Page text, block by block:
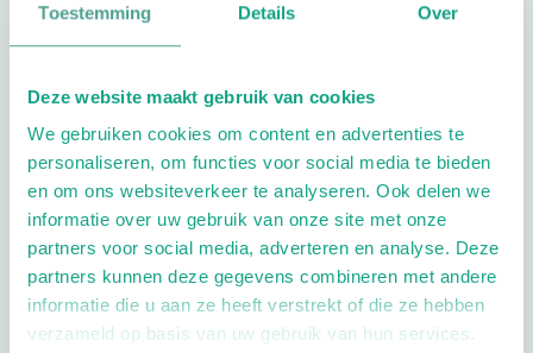
Toestemming Details Over
Deze website maakt gebruik van cookies
We gebruiken cookies om content en advertenties te
personaliseren, om functies voor social media te bieden
en om ons websiteverkeer te analyseren. Ook delen we
informatie over uw gebruik van onze site met onze
partners voor social media, adverteren en analyse. Deze
partners kunnen deze gegevens combineren met andere
informatie die u aan ze heeft verstrekt of die ze hebben
verzameld op basis van uw gebruik van hun services.
Schrijf ook een review
Extra opties